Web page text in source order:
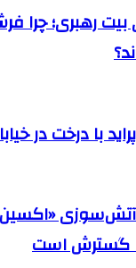
بیت رهبری؛
با درخت در
آتش‌سوزی «اکسین
گسترش است